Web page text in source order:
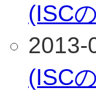
(ISC
2013-
(ISC